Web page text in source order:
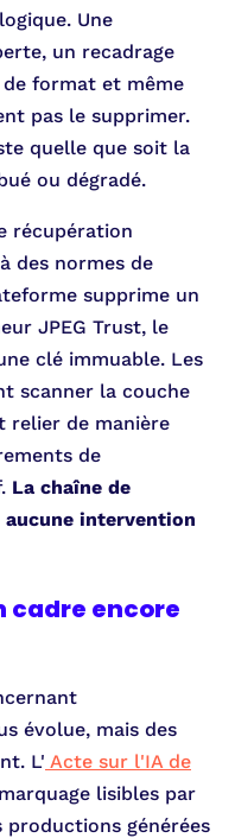
Une
un recadrage
format et même
pas le supprimer.
quelle que soit la
ou dégradé.
récupération
des normes de
supprime un
JPEG Trust, le
clé immuable. Les
scanner la couche
relier de manière
de
La chaîne de
intervention
cadre encore
évolue, mais des
L' Acte sur l'IA de
lisibles par
générées